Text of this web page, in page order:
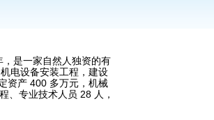
是一家自然人独资的有
电设备安装工程，建设
资产 400 多万元，机械
、专业技术人员 28 人，